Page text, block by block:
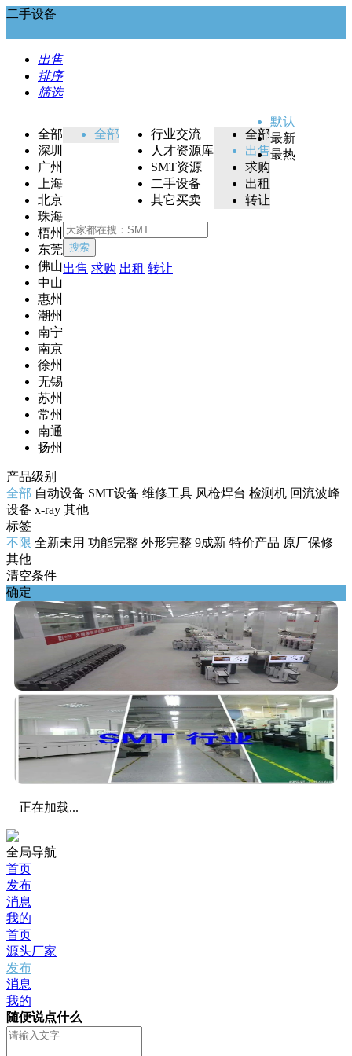
二手设备
出售
排序
筛选
全部
深圳
广州
上海
北京
珠海
梧州
东莞
佛山
中山
惠州
潮州
南宁
南京
徐州
无锡
苏州
常州
南通
扬州
全部
行业交流
人才资源库
SMT资源
二手设备
其它买卖
全部
出售
求购
出租
转让
默认
最新
最热
产品级别
全部 自动设备 SMT设备 维修工具 风枪焊台 检测机 回流波峰
设备 x-ray 其他
标签
不限 全新未用 功能完整 外形完整 9成新 特价产品 原厂保修
其他
清空条件
确定
搜索
出售 求购 出租 转让
正在加载...
全局导航
首页
发布
消息
我的
首页
源头厂家
发布
消息
我的
随便说点什么